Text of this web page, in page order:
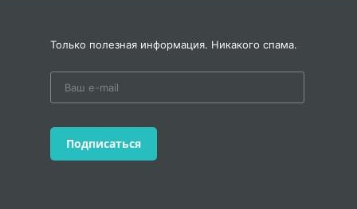
Только полезная информация. Никакого спама.
Подписаться